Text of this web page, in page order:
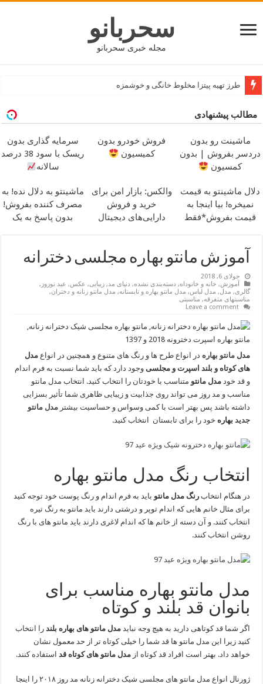
سحربانو
مجله خبری سحربانو
طرز تهیه پیتزا مخلوط خانگی و خوشمزه
مطالب پیشنهادی
ماشینت رو بدون
دردسر بفروش | بدون
کمسیون
فروش خودرو بدون
کمیسیون
سرمایه گذاری بدون
ریسک با سود 38 درصد
سالانه
دلال ماشینتو به قیمت
نمیخره! بیا اینجا به
قیمت بفروش*فقط
والکس: بازار امن برای
خرید و فروش
دارایی‌های دیجیتال
ماشینتو به دلال نده! به
مصرف کننده بفروش!
بدون پاسخ به یک
آموزش مانتو بهاره مجلسی دخترانه
جولای 6, 2018
آموزش, خانه و خانوداه, دسته‌بندی نشده, دنیای مد,زیبایی, عکس, عید نوروز ,
گالری, مدل, مدل لباس, مدل مانتو بهاره و تابستانه, مدل مانتو زنانه و دختران,
مناسبتهای متفرقه, مناسبتی
Leave a comment
مدلمانتو بهاره در انواع طرح ها و رنگ های متنوع و همچنین در انواعمدل
های کوتاه و بلند اسپرت و مجلسی وجود دارد که باید شما نسبت به فرم اندام
و قد خودمدل مانتو متناسب با خودتان را انتخاب کنید. انتخاب مدل مانتو
مناسب و مد روز می تواند روی جذابیت و زیبایی ظاهری شما تأثیر بسزایی
داشته باشد پس بهتر است با کمی وسواس و حساسیت بیشتر مدل مانتو
جدید بهاره خود را برای تابستان انتخاب کنید.
انتخاب رنگ مدل مانتو بهاره
در هنگام انتخابرنگ مدل مانتو باید به فرم اندام و رنگ پوست خود توجه کنید
برای مثال خانم هایی که اندام توپر و درشتی دارند باید مانتو به رنگ تیره
انتخاب کنند. و آن دسته از خانم ها که اندام لاغری دارند باید مانتو های با رنگ
روشن انتخاب کنند.
مدل مانتو بهاره مناسب برای
بانوان قد بلند و کوتاه
اگر شما قد کوتاهی دارید به هیچ وجه نبایدمدل مانتو های بهاره بلند را انتخاب
کنید زیرا این مدل مانتو ها قد شما را خیلی کوتاه تر از حد معمول نشان
خواهد داد. بهتر است افراد قد کوتاه ازمدل مانتو های کوتاه قد استفاده کنند.
ژورنال انواع مدل مانتو های مجلسی شیک دخترانه زنانه مد روز ۲۰۱۸ را اینجا